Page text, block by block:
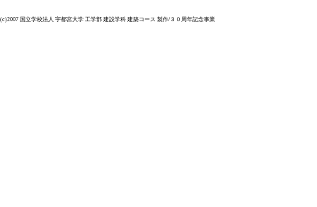
(c)2007 国立学校法人 宇都宮大学 工学部 建設学科 建築コース 製作/３０周年記念事業